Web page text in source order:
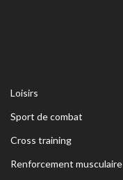
Loisirs
Sport de combat
Cross training
Renforcement musculaire